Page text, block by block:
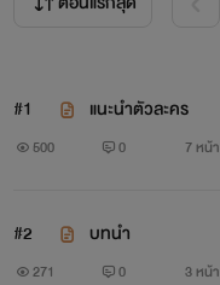
กฏของไอดอลคือห้ามมี
แล้วงานนี้เหล่าหนุ่มส
#1 แนะนำตัวละคร
500 0 7 หน้า
#2 บทนำ
271 0 3 หน้า